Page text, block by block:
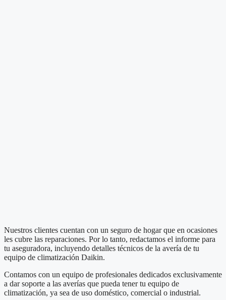
Nuestros clientes cuentan con un seguro de hogar que en ocasiones
les cubre las reparaciones. Por lo tanto, redactamos el informe para
tu aseguradora, incluyendo detalles técnicos de la avería de tu
equipo de climatización Daikin.
Contamos con un equipo de profesionales dedicados exclusivamente
a dar soporte a las averías que pueda tener tu equipo de
climatización, ya sea de uso doméstico, comercial o industrial.